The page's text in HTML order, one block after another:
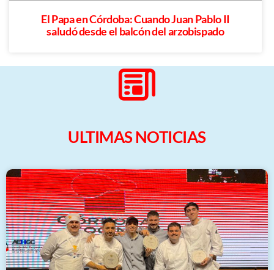
El Papa en Córdoba: Cuando Juan Pablo II
saludó desde el balcón del arzobispado
ULTIMAS NOTICIAS